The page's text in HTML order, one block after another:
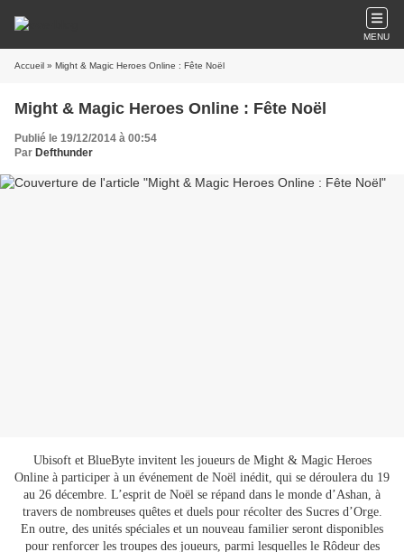
MENU
Accueil » Might & Magic Heroes Online : Fête Noël
Might & Magic Heroes Online : Fête Noël
Publié le 19/12/2014 à 00:54
Par Defthunder
Ubisoft et BlueByte invitent les joueurs de Might & Magic Heroes
Online à participer à un événement de Noël inédit, qui se déroulera du 19
au 26 décembre. L’esprit de Noël se répand dans le monde d’Ashan, à
travers de nombreuses quêtes et duels pour récolter des Sucres d’Orge.
En outre, des unités spéciales et un nouveau familier seront disponibles
pour renforcer les troupes des joueurs, parmi lesquelles le Rôdeur des